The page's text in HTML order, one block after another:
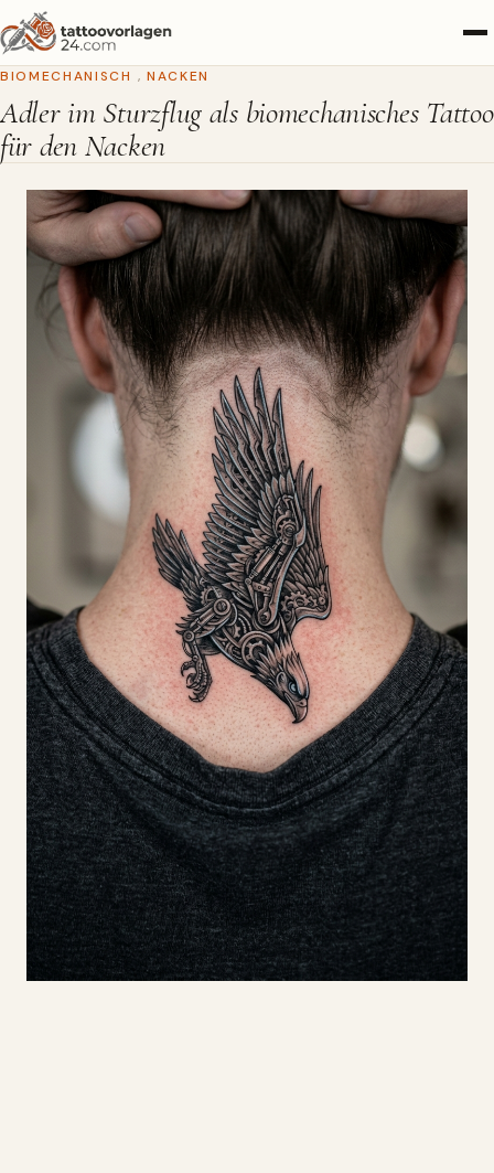
BIOMECHANISCH , NACKEN
Adler im Sturzflug als biomechanisches Tattoo
für den Nacken